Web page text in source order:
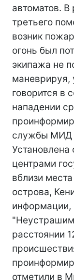
автоматов. В
третьего
возник
огонь был
экипажа не
маневрируя,
говорится в
нападении
службы МИД
Установлена
центрами
вблизи
острова,
расстоянии
отметили в